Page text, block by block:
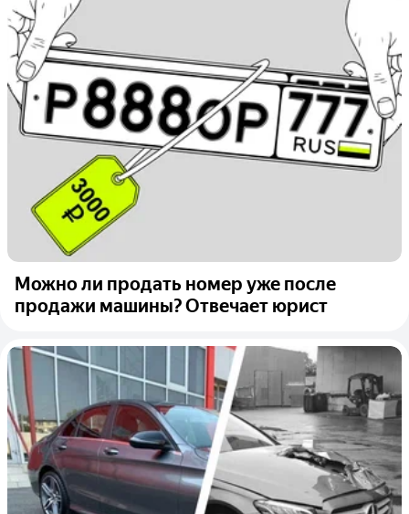
Можно ли продать номер уже после
продажи машины? Отвечает юрист